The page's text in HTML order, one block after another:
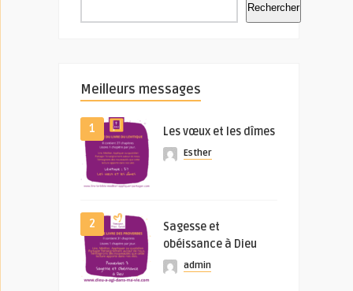
Rechercher
Meilleurs messages
1 Les vœux et les dîmes
Esther
2
Sagesse et
obéissance à Dieu
admin